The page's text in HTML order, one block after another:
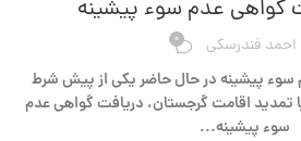
گواهی عدم سوء پیشینه
احمد فندرسکی 0
سوء پیشینه در حال حاضر یکی از پیش شرط
تمدید اقامت گرجستان، دریافت گواهی عدم
سوء پیشینه...